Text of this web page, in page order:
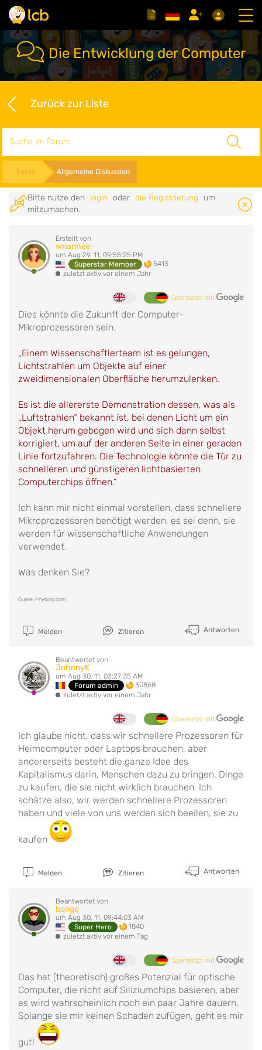
Die Entwicklung der Computer
Zurück zur Liste
Foren Allgemeine Diskussion
Bitte nutze den login oder die Registrierung
um
mitzumachen.
Erstellt von
wnanhee
um Aug 29, 11, 09:55:25 PM
Superstar Member
5413
zuletzt aktiv vor einem Jahr
übersetzt mit
Dies könnte die Zukunft der Computer-
Mikroprozessoren sein.
„Einem Wissenschaftlerteam ist es gelungen,
Lichtstrahlen um Objekte auf einer
zweidimensionalen Oberfläche herumzulenken.
Es ist die allererste Demonstration dessen, was als
„Luftstrahlen“ bekannt ist, bei denen Licht um ein
Objekt herum gebogen wird und sich dann selbst
korrigiert, um auf der anderen Seite in einer geraden
Linie fortzufahren. Die Technologie könnte die Tür zu
schnelleren und günstigeren lichtbasierten
Computerchips öffnen.“
Ich kann mir nicht einmal vorstellen, dass schnellere
Mikroprozessoren benötigt werden, es sei denn, sie
werden für wissenschaftliche Anwendungen
verwendet.
Was denken Sie?
Quelle: Physorg.com
Melden Zitieren Antworten
Beantwortet von
JohnnyK
um Aug 30, 11, 03:27:35 AM
Forum admin
30868
zuletzt aktiv vor einem Jahr
übersetzt mit
Ich glaube nicht, dass wir schnellere Prozessoren für
Heimcomputer oder Laptops brauchen, aber
andererseits besteht die ganze Idee des
Kapitalismus darin, Menschen dazu zu bringen, Dinge
zu kaufen, die sie nicht wirklich brauchen. Ich
schätze also, wir werden schnellere Prozessoren
haben und viele von uns werden sich beeilen, sie zu
kaufen
Melden Zitieren Antworten
Beantwortet von
bongo
um Aug 30, 11, 09:44:03 AM
Super Hero
1840
zuletzt aktiv vor einem Tag
übersetzt mit
Das hat (theoretisch) großes Potenzial für optische
Computer, die nicht auf Siliziumchips basieren, aber
es wird wahrscheinlich noch ein paar Jahre dauern.
Solange sie mir keinen Schaden zufügen, geht es mir
gut!